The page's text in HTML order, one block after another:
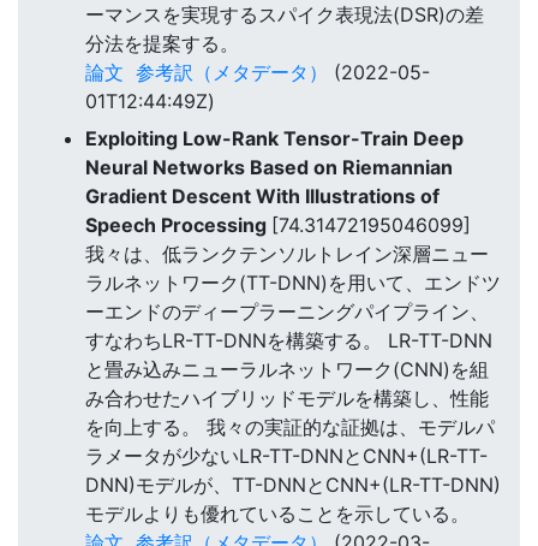
ーマンスを実現するスパイク表現法(DSR)の差
分法を提案する。
論文 参考訳（メタデータ）
(2022-05-
01T12:44:49Z)
Exploiting Low-Rank Tensor-Train Deep
Neural Networks Based on Riemannian
Gradient Descent With Illustrations of
Speech Processing [74.31472195046099]
我々は、低ランクテンソルトレイン深層ニュー
ラルネットワーク(TT-DNN)を用いて、エンドツ
ーエンドのディープラーニングパイプライン、
すなわちLR-TT-DNNを構築する。 LR-TT-DNN
と畳み込みニューラルネットワーク(CNN)を組
み合わせたハイブリッドモデルを構築し、性能
を向上する。 我々の実証的な証拠は、モデルパ
ラメータが少ないLR-TT-DNNとCNN+(LR-TT-
DNN)モデルが、TT-DNNとCNN+(LR-TT-DNN)
モデルよりも優れていることを示している。